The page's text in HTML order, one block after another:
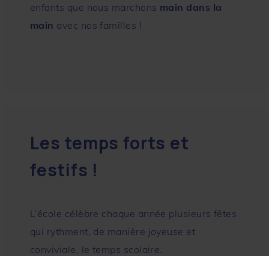
enfants que nous marchons main dans la
main avec nos familles !
Les temps forts et
festifs !
L’école célèbre chaque année plusieurs fêtes
qui rythment, de manière joyeuse et
conviviale, le temps scolaire.